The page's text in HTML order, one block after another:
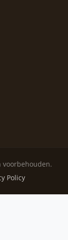
voorbehouden.
Policy